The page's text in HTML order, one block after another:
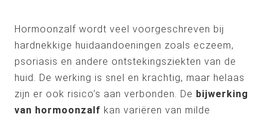
Hormoonzalf wordt veel voorgeschreven bij
hardnekkige huidaandoeningen zoals eczeem,
psoriasis en andere ontstekingsziekten van de
huid. De werking is snel en krachtig, maar helaas
zijn er ook risico’s aan verbonden. De bijwerking
van hormoonzalf kan variëren van milde